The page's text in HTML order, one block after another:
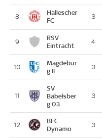
8
Hallescher
FC
3
9
RSV
Eintracht
4
10
Magdebur
g II
3
11
SV
Babelsber
g 03
3
12
BFC
Dynamo
3